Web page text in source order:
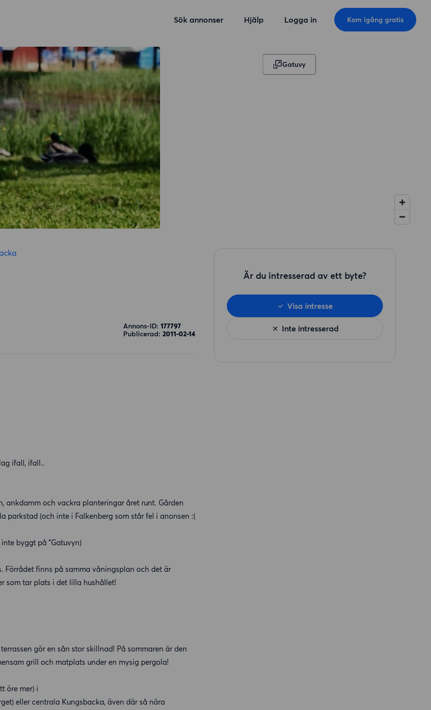
Sök annonser Hjälp Logga in Kom igång gratis
Gatuvy
Annons-ID: 177797
Publicerad: 2011-02-14
ifall, ifall..
ankdamm och vackra planteringar året runt. Gården
parkstad (och inte i Falkenberg som står fel i anonsen :(
byggt på "Gatuvyn)
Förrådet finns på samma våningsplan och det är
som tar plats i det lilla hushållet!
gör en sån stor skillnad! På sommaren är den
grill och matplats under en mysig pergola!
öre mer) i
eller centrala Kungsbacka, även där så nära
Är du intresserad av ett byte?
Inte intresserad
Visa intresse